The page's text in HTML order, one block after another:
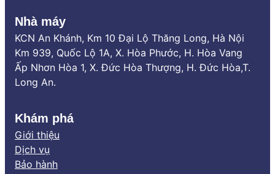
Nhà máy
KCN An Khánh, Km 10 Đại Lộ Thăng Long, Hà Nội
Km 939, Quốc Lộ 1A, X. Hòa Phước, H. Hòa Vang
Ấp Nhơn Hòa 1, X. Đức Hòa Thượng, H. Đức Hòa,T.
Long An.
Khám phá
Giới thiệu
Dịch vụ
Bảo hành